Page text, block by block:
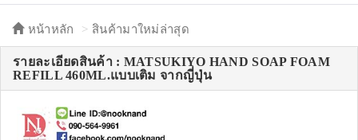
หน้าหลัก สินค้ามาใหม่ล่าสุด
รายละเอียดสินค้า : MATSUKIYO HAND SOAP FOAM
REFILL 460ML.แบบเติม จากญี่ปุ่น